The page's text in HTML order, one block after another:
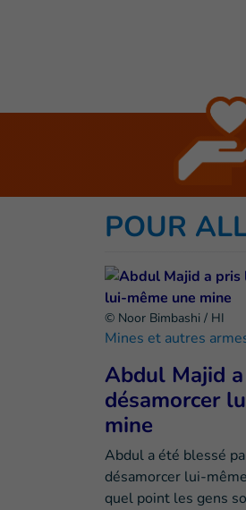
POUR
© Noor Bimbashi / HI
Mines et autres
Abdul Majid
désamorcer
mine
Abdul a été blessé
désamorcer lui-
quel point les gens